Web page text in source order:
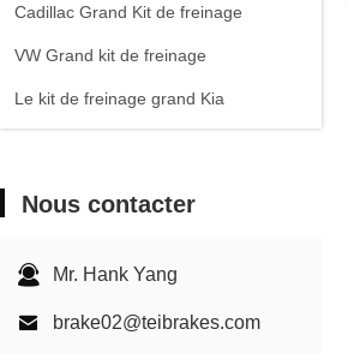
Cadillac Grand Kit de freinage
VW Grand kit de freinage
Le kit de freinage grand Kia
Kit de freinage en carbone céramique
Nous contacter
Mr. Hank Yang
brake02@teibrakes.com